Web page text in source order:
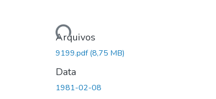
Carregando...Arquivos
9199.pdf(8,75 MB)
Data
1981-02-08